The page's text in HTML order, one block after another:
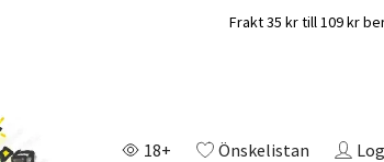
Frakt 35 kr till 109 kr
18+ Önskelistan